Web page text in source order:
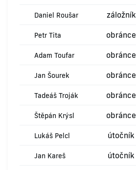
Daniel Roušar záložník
Petr Tita obránce
Adam Toufar obránce
Jan Šourek obránce
Tadeáš Troják obránce
Štěpán Krýsl obránce
Lukáš Pelcl útočník
Jan Kareš útočník